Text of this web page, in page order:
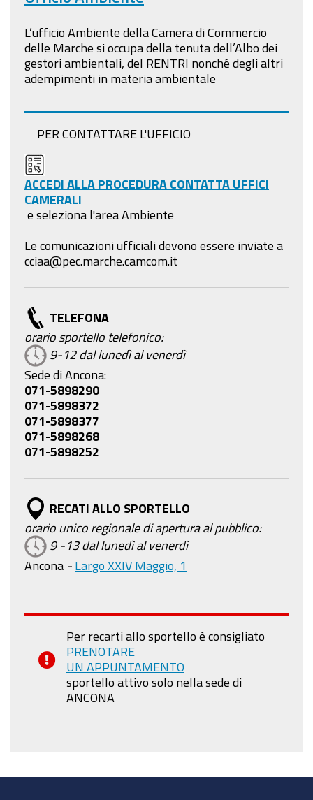
L’ufficio Ambiente della Camera di Commercio
delle Marche si occupa della tenuta dell’Albo dei
gestori ambientali, del RENTRI nonché degli altri
adempimenti in materia ambientale
PER CONTATTARE L'UFFICIO
ACCEDI ALLA PROCEDURA CONTATTA UFFICI
CAMERALI
e seleziona l'area Ambiente
Le comunicazioni ufficiali devono essere inviate a
cciaa@pec.marche.camcom.it
TELEFONA
orario sportello telefonico:
9-12 dal lunedì al venerdì
Sede di Ancona:
071-5898290
071-5898372
071-5898377
071-5898268
071-5898252
RECATI ALLO SPORTELLO
orario unico regionale di apertura al pubblico:
9 -13 dal lunedì al venerdì
Ancona - Largo XXIV Maggio, 1
Per recarti allo sportello è consigliato
PRENOTARE
UN APPUNTAMENTO
sportello attivo solo nella sede di
ANCONA